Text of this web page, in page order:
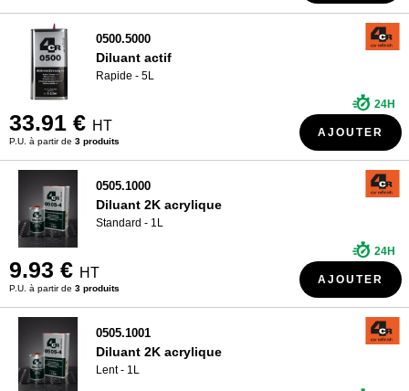
0500.5000
Diluant actif
Rapide - 5L
33.91 € HT
P.U. à partir de 3 produits
24H
AJOUTER
0505.1000
Diluant 2K acrylique
Standard - 1L
9.93 € HT
P.U. à partir de 3 produits
24H
AJOUTER
0505.1001
Diluant 2K acrylique
Lent - 1L